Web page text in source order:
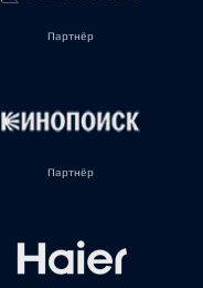
Партнёр
Партнёр